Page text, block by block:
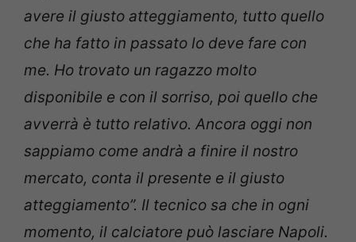
avere il giusto atteggiamento, tutto quello
che ha fatto in passato lo deve fare con
me. Ho trovato un ragazzo molto
disponibile e con il sorriso, poi quello che
avverrà è tutto relativo. Ancora oggi non
sappiamo come andrà a finire il nostro
mercato, conta il presente e il giusto
atteggiamento”. Il tecnico sa che in ogni
momento, il calciatore può lasciare Napoli.